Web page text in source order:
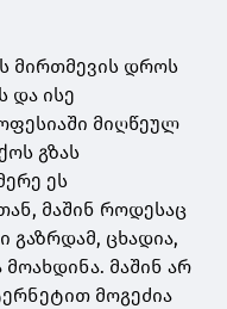
მირთმევის დროს
და ისე
მიღწეულ
გზას
ეს
მაშინ როდესაც
გაზრდამ, ცხადია,
მაშინ არ
მოგეძია